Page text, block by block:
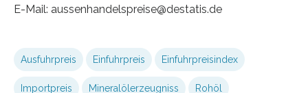
E-Mail: aussenhandelspreise@destatis.de
Ausfuhrpreis Einfuhrpreis Einfuhrpreisindex
Importpreis Mineralölerzeugniss Rohöl